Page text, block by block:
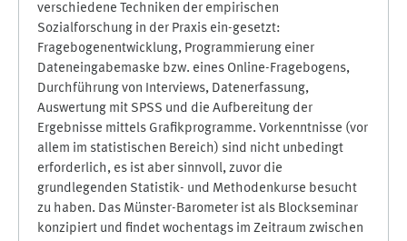
verschiedene Techniken der empirischen
Sozialforschung in der Praxis ein-gesetzt:
Fragebogenentwicklung, Programmierung einer
Dateneingabemaske bzw. eines Online-Fragebogens,
Durchführung von Interviews, Datenerfassung,
Auswertung mit SPSS und die Aufbereitung der
Ergebnisse mittels Grafikprogramme. Vorkenntnisse (vor
allem im statistischen Bereich) sind nicht unbedingt
erforderlich, es ist aber sinnvoll, zuvor die
grundlegenden Statistik- und Methodenkurse besucht
zu haben. Das Münster-Barometer ist als Blockseminar
konzipiert und findet wochentags im Zeitraum zwischen